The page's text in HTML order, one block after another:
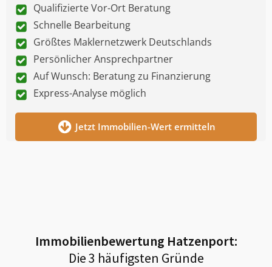
Qualifizierte Vor-Ort Beratung
Schnelle Bearbeitung
Größtes Maklernetzwerk Deutschlands
Persönlicher Ansprechpartner
Auf Wunsch: Beratung zu Finanzierung
Express-Analyse möglich
Jetzt Immobilien-Wert ermitteln
Immobilienbewertung Hatzenport:
Die 3 häufigsten Gründe